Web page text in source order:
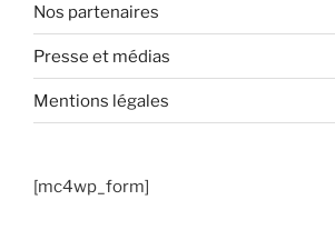
Nos partenaires
Presse et médias
Mentions légales
[mc4wp_form]